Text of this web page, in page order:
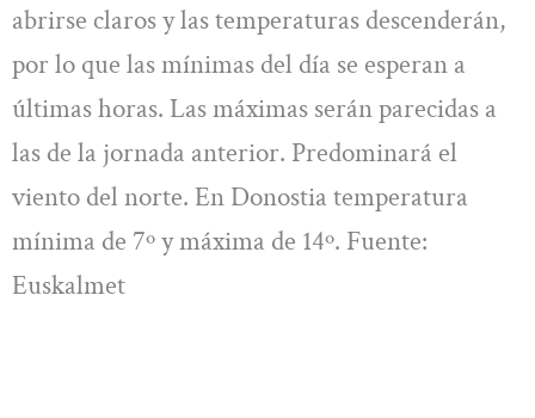
abrirse claros y las temperaturas descenderán,
por lo que las mínimas del día se esperan a
últimas horas. Las máximas serán parecidas a
las de la jornada anterior. Predominará el
viento del norte. En Donostia temperatura
mínima de 7º y máxima de 14º. Fuente:
Euskalmet